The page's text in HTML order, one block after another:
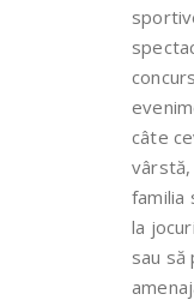
câte
vârstă,
familia
la
sau să